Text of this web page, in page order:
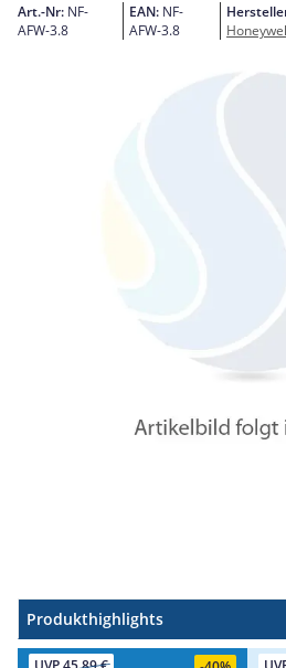
Art.-Nr: NF-
AFW-3.8
EAN: NF-
AFW-3.8
Produkthighlights